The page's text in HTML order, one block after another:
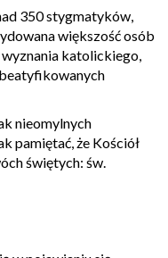
350 stygmatyków,
większość osób
katolickiego,
beatyfikowanych
nieomylnych
pamiętać, że Kościół
świętych: św.